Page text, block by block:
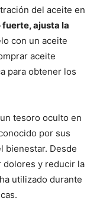
del aceite en
ajusta la
con un aceite
aceite
para obtener los
tesoro oculto en
por sus
bienestar. Desde
dolores y reducir la
utilizado durante